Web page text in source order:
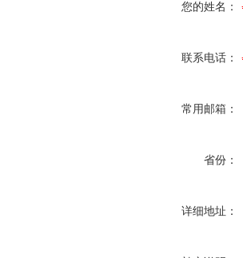
您的姓名：
联系电话：
常用邮箱：
省份：
详细地址：